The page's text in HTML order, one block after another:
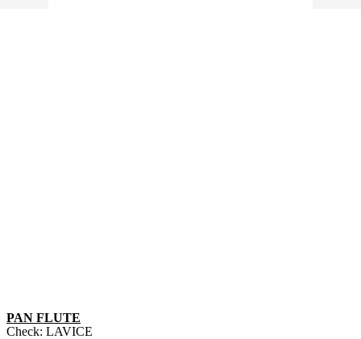
PAN FLUTE
Check: LAVICE